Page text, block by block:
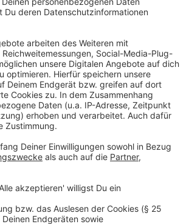
zu eröffnen. Gleichzeitig betont er,
nicht flächendeckend agieren
weiterhin die erste
darstellen.
Ebene plant die EU eine gemeinsame
Bis Ende 2026 sollen
und Abwehrtechnik
das gesamte System soll bis Ende
Maßnahme richtet sich vor allem
Drohnen, die wiederholt den Luftraum
verletzen. Ziel ist ein flexibles,